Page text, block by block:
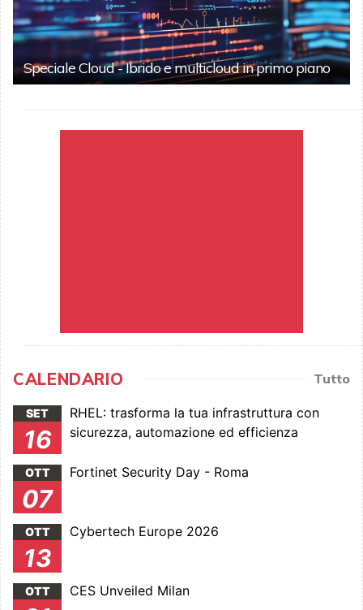
Speciale Cloud - Ibrido e multicloud in primo piano
CALENDARIO Tutto
SET
16
RHEL: trasforma la tua infrastruttura con
sicurezza, automazione ed efficienza
OTT
07
Fortinet Security Day - Roma
OTT
13
Cybertech Europe 2026
OTT CES Unveiled Milan